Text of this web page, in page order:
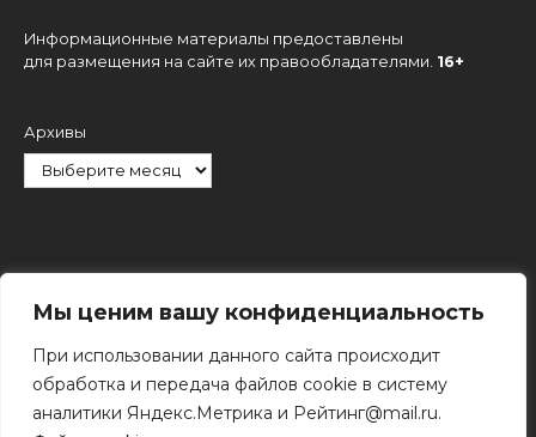
Мы ценим вашу конфиденциальность
При использовании данного сайта происходит
обработка и передача файлов cookie в систему
аналитики Яндекс.Метрика и Рейтинг@mail.ru.
Информационные материалы предоставлены
для размещения на сайте их правообладателями. 16+
Архивы